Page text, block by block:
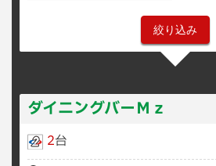
ダイニングバーＭｚ
2台